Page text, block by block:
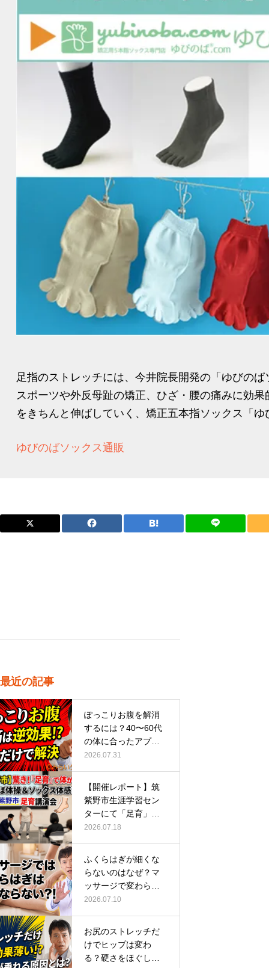
足指のストレッチには、今井院長開発の「ゆびの
スポーツや外反母趾の矯正、ひざ・腰の痛みに効
をきちんと伸ばしていく、矯正五本指ソックス「
ゆびのばソックス通販
最近の記事
ぽっこりお腹を解消
するには？40〜60代
の体に合ったアプロ
ーチ
2026.07.31
【開催レポート】筑
紫野市生涯学習セン
ターにて「足育」講
演会に登壇し…
2026.07.18
ふくらはぎが細くな
らないのはなぜ？マ
ッサージで変わらな
い根本原因
2026.07.10
お尻のストレッチだ
けでヒップは変わ
る？硬さをほぐして